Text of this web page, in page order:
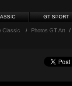
GT SPORT
Classic. / Photos GT Art /